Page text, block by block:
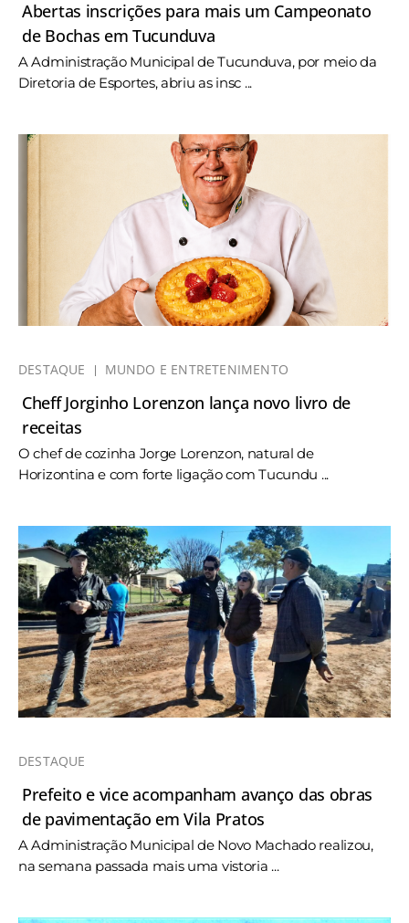
Abertas inscrições para mais um Campeonato
de Bochas em Tucunduva
A Administração Municipal de Tucunduva, por meio da
Diretoria de Esportes, abriu as insc ...
DESTAQUE MUNDO E ENTRETENIMENTO
Cheff Jorginho Lorenzon lança novo livro de
receitas
O chef de cozinha Jorge Lorenzon, natural de
Horizontina e com forte ligação com Tucundu ...
DESTAQUE
Prefeito e vice acompanham avanço das obras
de pavimentação em Vila Pratos
A Administração Municipal de Novo Machado realizou,
na semana passada mais uma vistoria ...